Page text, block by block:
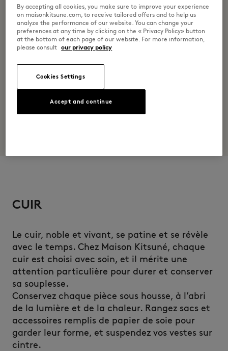
Ne pas laver
CUIR
Le cuir, noble et vivant, se patine et se révèle
avec le temps. Chez Maison Kitsuné, chaque
cuir est choisi avec soin, et il mérite une
attention particulière pour durer et conserver
sa souplesse.
Conservez chaque pièce sous housse, à l’abri
de la lumière et de la chaleur. Rangez sacs et
accessoires remplis de papier de soie pour
garder leur forme, et suspendez vos vestes sur
cintre.
By accepting all cookies, you make sure to improve your experience
on maisonkitsune.com, to receive tailored offers and to help us
analyze the performance of our website. You can change your
preferences at any time by clicking on the « Privacy Policy» button
at the bottom of each page of our website. For more information,
please consult our privacy policy
Cookies Settings
Accept and continue